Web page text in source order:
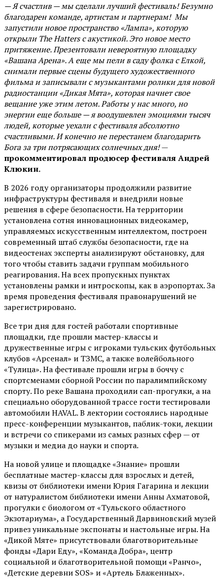
— Я счастлив — мы сделали лучший фестиваль! Безумно
благодарен команде, артистам и партнерам! Мы
запустили новое пространство «Лампа», которую
открыли The Hatters с акустикой. Это новое место
притяжение. Презентовали невероятную площадку
«Вашана Арена». А еще мы пели в саду фолка с Елкой,
снимали первые сцены будущего художественного
фильма и записывали с музыкантами ролики для новой
радиостанции «Дикая Мята», которая начнет свое
вещание уже этим летом. Работы у нас много, но
энергии еще больше — я воодушевлен эмоциями тысяч
людей, которые уехали с фестиваля абсолютно
счастливыми. И конечно не перестанем благодарить
Бога за три потрясающих солнечных дня!—
прокомментировал продюсер фестиваля Андрей
Клюкин.
В 2026 году организаторы продолжили развитие
инфраструктуры фестиваля и внедрили новые
решения в сфере безопасности. На территории
установлена сотня инновационных видеокамер,
управляемых искусственным интеллектом, построен
современный штаб службы безопасности, где на
видеостенах эксперты анализируют обстановку, для
того чтобы ставить задачи группам мобильного
реагирования. На всех пропускных пунктах
установлены рамки и интроскопы, как в аэропортах. За
время проведения фестиваля правонарушений не
зарегистрировано.
Все три дня для гостей работали спортивные
площадки, где прошли мастер-классы и
дружественные игры с игроками тульских футбольных
клубов «Арсенал» и ТЗМС, а также волейбольного
«Тулица». На фестивале прошли игры в боччу с
спортсменами сборной России по паралимпийскому
спорту. По реке Вашана проходили сап-прогулки, а на
специально оборудованной трассе гости тестировали
автомобили HAVAL. В лектории состоялись народные
пресс-конференции музыкантов, паблик-токи, лекции
и встречи со спикерами из самых разных сфер — от
музыки и медиа до науки и спорта.
На новой улице и площадке «Знание» прошли
бесплатные мастер-классы для взрослых и детей,
квизы от библиотеки имени Юрия Гагарина и лекции
от натуралистом библиотеки имени Анны Ахматовой,
прогулки с биологом от «Тульского областного
Экзотариума», а Государственный Дарвиновский музей
привез уникальные экспонаты и настольные игры. На
«Дикой Мяте» присутствовали благотворительные
фонды «Дари Еду», «Команда Добра», центр
социальной и благотворительной помощи «Ранчо»,
«Детские деревни SOS» и «Артель Блаженных».